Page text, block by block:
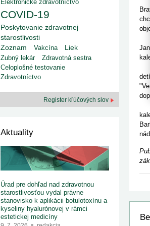
Ministerstvo zdravotníctva zverejnilo aktualizovaný
zoznam kategori...
29. 6. 2026
Rezort zdravotníctva zverejnil zoznam
kategorizovaných špeciálnych ...
29. 6. 2026
redakcia
Výzva na podporu dostupnosti zdravotnej
starostlivosti v centrách z...
implementáciu nových
Elektronické zdravotníctvo
COVID-19
Poskytovanie zdravotnej
starostlivosti
Zoznam Vakcína Liek
Zubný lekár
Zdravotná sestra
Celoplošné testovanie
Zdravotníctvo
Register kľúčových slov
Aktuality
Úrad pre dohľad nad zdravotnou
starostlivosťou vydal právne
stanovisko k aplikácii botulotoxínu a
kyseliny hyalurónovej v rámci
estetickej medicíny